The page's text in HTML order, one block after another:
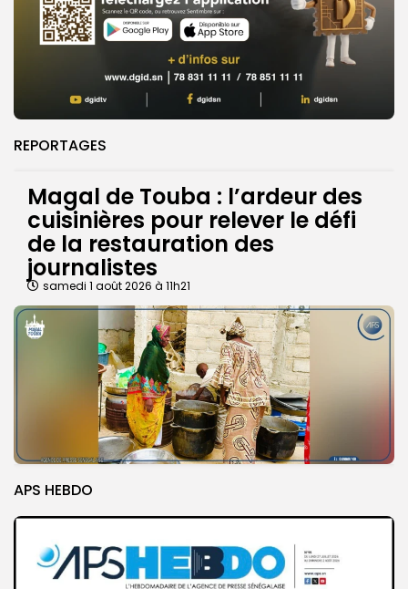
REPORTAGES
Magal de Touba : l’ardeur des
cuisinières pour relever le défi
de la restauration des
journalistes
samedi 1 août 2026 à 11h21
APS HEBDO